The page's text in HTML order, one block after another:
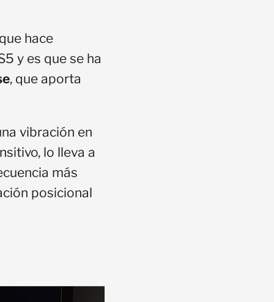
hace
y es que se ha
, que aporta
vibración en
lo lleva a
más
posicional